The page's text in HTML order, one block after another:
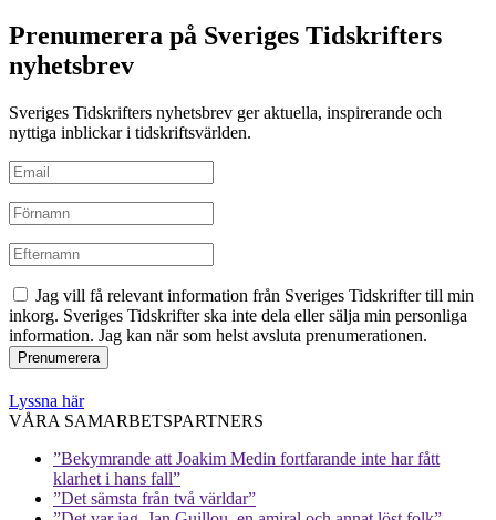
Prenumerera på Sveriges Tidskrifters
nyhetsbrev
Sveriges Tidskrifters nyhetsbrev ger aktuella, inspirerande och
nyttiga inblickar i tidskriftsvärlden.
Jag vill få relevant information från Sveriges Tidskrifter till min
inkorg. Sveriges Tidskrifter ska inte dela eller sälja min personliga
information. Jag kan när som helst avsluta prenumerationen.
Lyssna här
VÅRA SAMARBETSPARTNERS
”Bekymrande att Joakim Medin fortfarande inte har fått
klarhet i hans fall”
”Det sämsta från två världar”